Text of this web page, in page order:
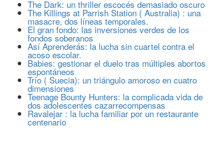
The Dark: un thriller escocés demasiado oscuro
The Killings at Parrish Station ( Australia) : una
masacre, dos líneas temporales.
El gran fondo: las inversiones verdes de los
fondos soberanos
Así Aprenderás: la lucha sin cuartel contra el
acoso escolar.
Babies: gestionar el duelo tras múltiples abortos
espontáneos
Trío ( Suecia): un triángulo amoroso en cuatro
dimensiones
Teenage Bounty Hunters: la complicada vida de
dos adolescentes cazarrecompensas
Ravalejar : la lucha familiar por un restaurante
centenario